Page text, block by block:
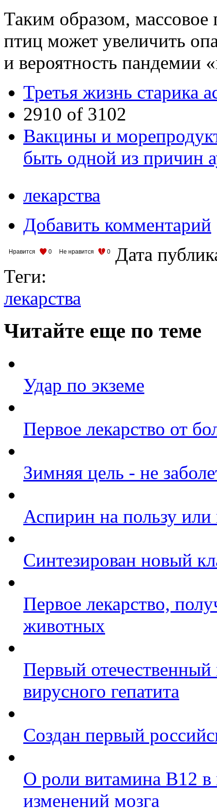
Таким образом, массовое
птиц может увеличить
и вероятность пандемии
Третья жизнь старика
2910 of 3102
Вакцины и
быть одной из причин
лекарства
Добавить комментарий
Нравится 0 Не нравится 0
Дата
Теги:
лекарства
Читайте еще по теме
Удар по экземе
Первое лекарство от
Зимняя цель - не
Аспирин на пользу или
Синтезирован новый
Первое лекарство,
животных
Первый отечественный
вирусного гепатита
Создан первый
О роли витамина B12 в
изменений мозга